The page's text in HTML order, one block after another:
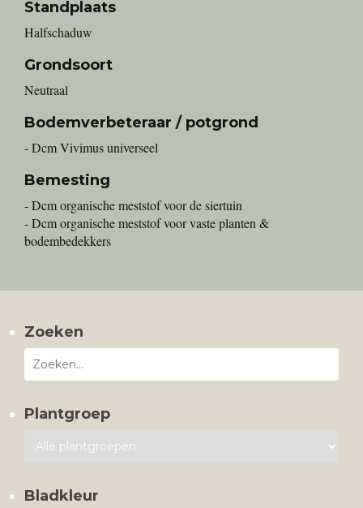
Standplaats
Halfschaduw
Grondsoort
Neutraal
Bodemverbeteraar / potgrond
- Dcm Vivimus universeel
Bemesting
- Dcm organische meststof voor de siertuin
- Dcm organische meststof voor vaste planten &
bodembedekkers
Zoeken
Plantgroep
Bladkleur